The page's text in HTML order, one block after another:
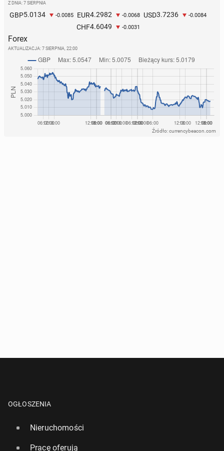
Z DNIA: 7 SIERPNIA
GBP5.0134 -0.0085 EUR4.2982 -0.0068 USD3.7236 -0.0084
CHF4.6049 -0.0031
Forex
AKTUALIZACJA: 7 SIERPNIA, 22:00
Źródło: currencybeacon.com
OGŁOSZENIA
Nieruchomości
Pracę oferują